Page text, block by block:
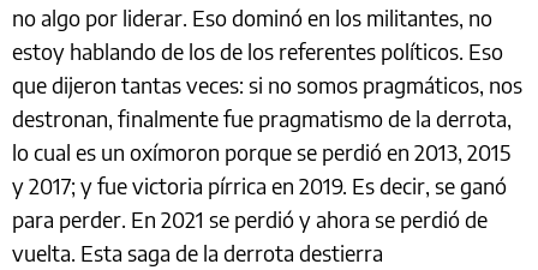
no algo por liderar. Eso dominó en los militantes, no
estoy hablando de los de los referentes políticos. Eso
que dijeron tantas veces: si no somos pragmáticos, nos
destronan, finalmente fue pragmatismo de la derrota,
lo cual es un oxímoron porque se perdió en 2013, 2015
y 2017; y fue victoria pírrica en 2019. Es decir, se ganó
para perder. En 2021 se perdió y ahora se perdió de
vuelta. Esta saga de la derrota destierra